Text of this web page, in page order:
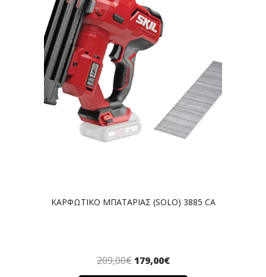
ΚΑΡΦΩΤΙΚΟ ΜΠΑΤΑΡΙΑΣ (SOLO) 3885 CA
209,00€ 179,00€